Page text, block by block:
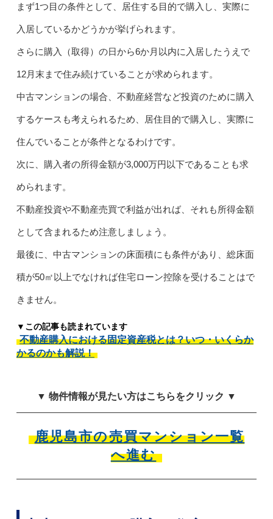
まず1つ目の条件として、居住する目的で購入し、実際に
入居しているかどうかが挙げられます。
さらに購入（取得）の日から6か月以内に入居したうえで
12月末まで住み続けていることが求められます。
中古マンションの場合、不動産経営など投資のために購入
するケースも考えられるため、居住目的で購入し、実際に
住んでいることが条件となるわけです。
次に、購入者の所得金額が3,000万円以下であることも求
められます。
不動産投資や不動産売買で利益が出れば、それも所得金額
として含まれるため注意しましょう。
最後に、中古マンションの床面積にも条件があり、総床面
積が50㎡以上でなければ住宅ローン控除を受けることはで
きません。
▼この記事も読まれています
不動産購入における固定資産税とは？いつ・いくらか
かるのかも解説！
▼ 物件情報が見たい方はこちらをクリック ▼
鹿児島市の売買マンション一覧
へ進む